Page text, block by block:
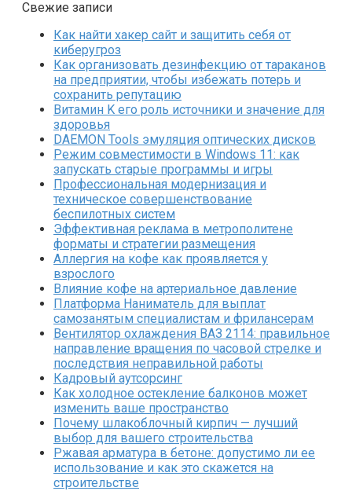
Свежие записи
Как найти хакер сайт и защитить себя от
киберугроз
Как организовать дезинфекцию от тараканов
на предприятии, чтобы избежать потерь и
сохранить репутацию
Витамин K его роль источники и значение для
здоровья
DAEMON Tools эмуляция оптических дисков
Режим совместимости в Windows 11: как
запускать старые программы и игры
Профессиональная модернизация и
техническое совершенствование
беспилотных систем
Эффективная реклама в метрополитене
форматы и стратегии размещения
Аллергия на кофе как проявляется у
взрослого
Влияние кофе на артериальное давление
Платформа Наниматель для выплат
самозанятым специалистам и фрилансерам
Вентилятор охлаждения ВАЗ 2114: правильное
направление вращения по часовой стрелке и
последствия неправильной работы
Кадровый аутсорсинг
Как холодное остекление балконов может
изменить ваше пространство
Почему шлакоблочный кирпич — лучший
выбор для вашего строительства
Ржавая арматура в бетоне: допустимо ли ее
использование и как это скажется на
строительстве